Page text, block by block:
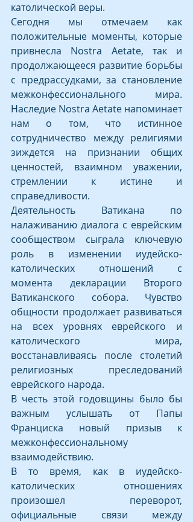
католической веры.
Сегодня мы отмечаем как
положительные моменты, которые
привнесла Nostra Aetate, так и
продолжающееся развитие борьбы
с предрассудками, за становление
межконфессионального мира.
Наследие Nostra Aetate напоминает
нам о том, что истинное
сотрудничество между религиями
зиждется на признании общих
ценностей, взаимном уважении,
стремлении к истине и
справедливости.
Деятельность Ватикана по
налаживанию диалога с еврейским
сообществом сыграла ключевую
роль в изменении иудейско-
католических отношений с
момента декларации Второго
Ватиканского собора. Чувство
общности продолжает развиваться
на всех уровнях еврейского и
католического мира,
восстанавливаясь после столетий
религиозных преследований
еврейского народа.
В честь этой годовщины было бы
важным услышать от Папы
Франциска новый призыв к
межконфессиональному
взаимодействию.
В то время, как в иудейско-
католических отношениях
произошел переворот,
официальные связи между